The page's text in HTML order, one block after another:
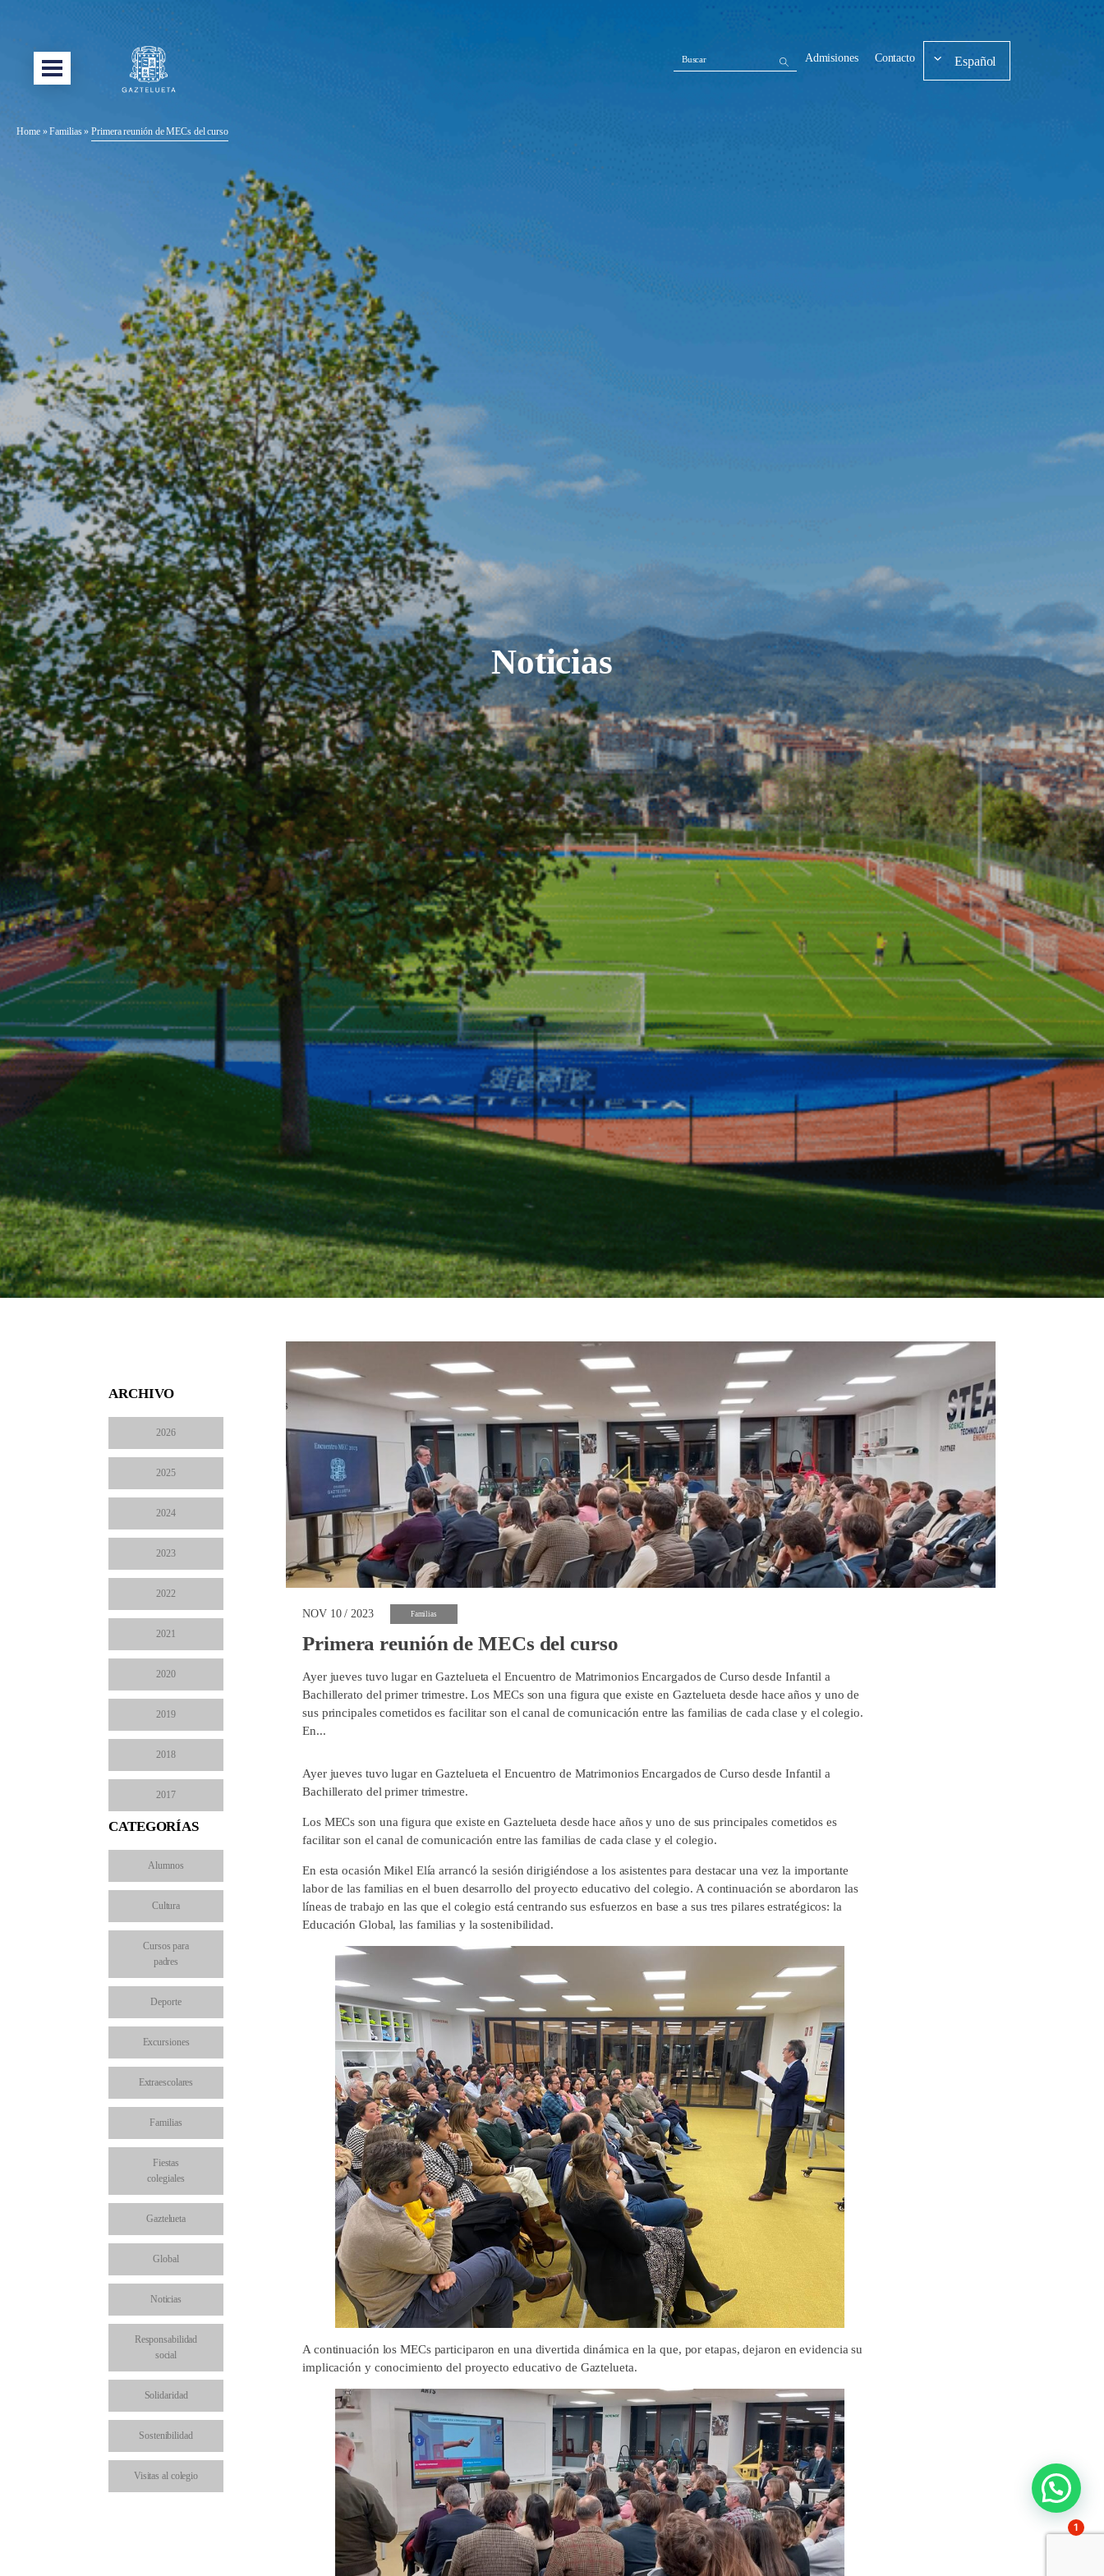
Home»Familias»Primera reunión de MECs del curso
Buscar Admisiones Contacto Español
Noticias
ARCHIVO
2026
2025
2024
2023
2022
2021
2020
2019
2018
2017
CATEGORÍAS
Alumnos
Cultura
Cursos para
padres
Deporte
Excursiones
Extraescolares
Familias
Fiestas
colegiales
Gaztelueta
Global
Noticias
Responsabilidad
social
Solidaridad
Sostenibilidad
Visitas al colegio
NOV 10 / 2023 Familias
Primera reunión de MECs del curso
Ayer jueves tuvo lugar en Gaztelueta el Encuentro de Matrimonios Encargados de Curso desde Infantil a
Bachillerato del primer trimestre. Los MECs son una figura que existe en Gaztelueta desde hace años y uno de
sus principales cometidos es facilitar son el canal de comunicación entre las familias de cada clase y el colegio.
En...
Ayer jueves tuvo lugar en Gaztelueta el Encuentro de Matrimonios Encargados de Curso desde Infantil a
Bachillerato del primer trimestre.
Los MECs son una figura que existe en Gaztelueta desde hace años y uno de sus principales cometidos es
facilitar son el canal de comunicación entre las familias de cada clase y el colegio.
En esta ocasión Mikel Elía arrancó la sesión dirigiéndose a los asistentes para destacar una vez la importante
labor de las familias en el buen desarrollo del proyecto educativo del colegio. A continuación se abordaron las
líneas de trabajo en las que el colegio está centrando sus esfuerzos en base a sus tres pilares estratégicos: la
Educación Global, las familias y la sostenibilidad.
A continuación los MECs participaron en una divertida dinámica en la que, por etapas, dejaron en evidencia su
implicación y conocimiento del proyecto educativo de Gaztelueta.
1